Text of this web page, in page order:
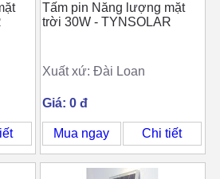
Tấm pin Năng lượng mặt
trời 30W - TYNSOLAR
Xuất xứ: Đài Loan
Giá: 0 đ
Mua ngay Chi tiết